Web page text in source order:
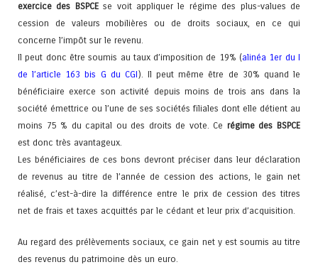
exercice des BSPCEse voit appliquer le régime des plus-values de
cession de valeurs mobilières ou de droits sociaux, en ce qui
concerne l’impôt sur le revenu.
Il peut donc être soumis au taux d’imposition de 19% (alinéa 1er du I
de l’article 163 bis G du CGI). Il peut même être de 30% quand le
bénéficiaire exerce son activité depuis moins de trois ans dans la
société émettrice ou l’une de ses sociétés filiales dont elle détient au
moins 75 % du capital ou des droits de vote. Ce régime des BSPCE
est donc très avantageux.
Les bénéficiaires de ces bons devront préciser dans leur déclaration
de revenus au titre de l’année de cession des actions, le gain net
réalisé, c’est-à-dire la différence entre le prix de cession des titres
net de frais et taxes acquittés par le cédant et leur prix d’acquisition.
Au regard des prélèvements sociaux, ce gain net y est soumis au titre
des revenus du patrimoine dès un euro.